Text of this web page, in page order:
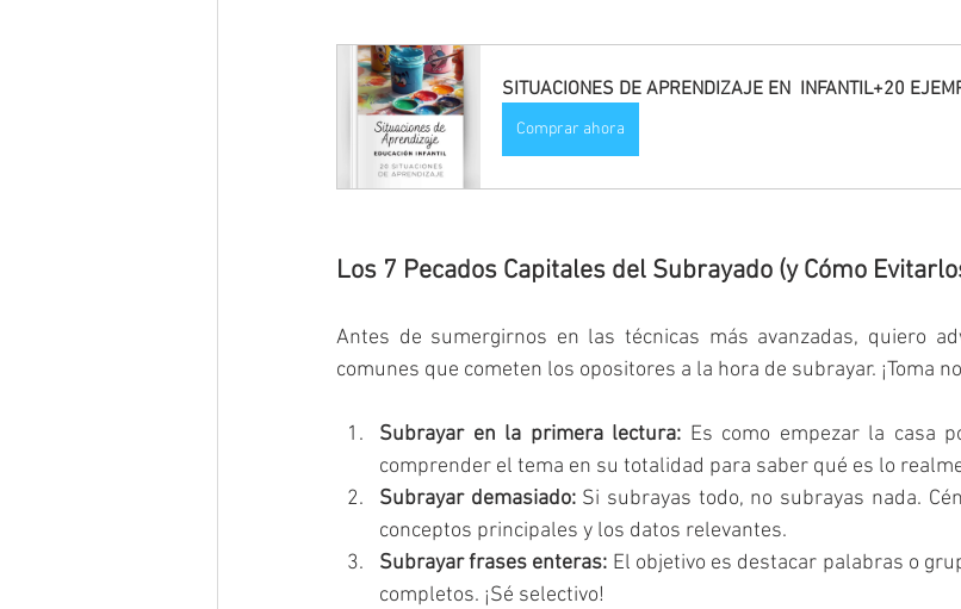
SITUACIONES DE APRENDIZAJE EN  INFANTIL+20
Comprar ahora
Los 7 Pecados Capitales del Subrayado (y Cómo
Antes de sumergirnos en las técnicas más avanzadas, quiero
comunes que cometen los opositores a la hora de subrayar. ¡Toma
Subrayar en la primera lectura: Es como empezar la casa
comprender el tema en su totalidad para saber qué es lo
Subrayar demasiado: Si subrayas todo, no subrayas nada.
conceptos principales y los datos relevantes.
Subrayar frases enteras: El objetivo es destacar palabras o
completos. ¡Sé selectivo!